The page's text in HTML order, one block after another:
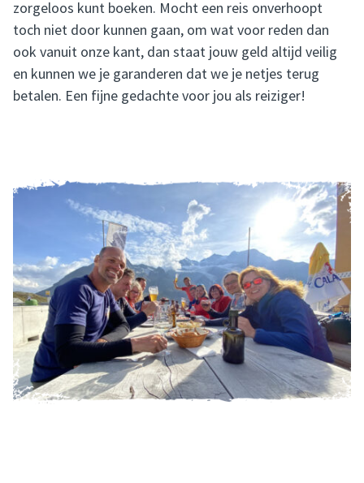
zorgeloos kunt boeken. Mocht een reis onverhoopt
toch niet door kunnen gaan, om wat voor reden dan
ook vanuit onze kant, dan staat jouw geld altijd veilig
en kunnen we je garanderen dat we je netjes terug
betalen. Een fijne gedachte voor jou als reiziger!